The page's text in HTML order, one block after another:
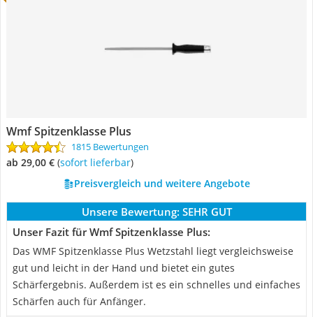
Wmf Spitzenklasse Plus
1815 Bewertungen
ab 29,00 € ( Sofort lieferbar)
Preisvergleich und weitere Angebote
Unsere Bewertung: SEHR GUT
Unser Fazit für Wmf Spitzenklasse Plus:
Das WMF Spitzenklasse Plus Wetzstahl liegt vergleichsweise
gut und leicht in der Hand und bietet ein gutes
Schärfergebnis. Außerdem ist es ein schnelles und einfaches
Schärfen auch für Anfänger.